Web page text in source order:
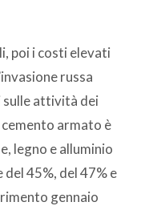
poi i costi elevati
russa
sulle attività dei
cemento armato è
legno e alluminio
45%, del 47% e
gennaio